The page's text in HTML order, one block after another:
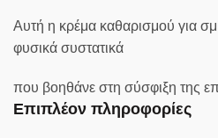
Αυτή η κρέμα καθαρισμού για
φυσικά συστατικά
που βοηθάνε στη σύσφιξη της
Επιπλέον πληροφορίες